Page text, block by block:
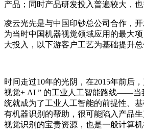
产品；同时产品研发投入普遍较大，
凌云光先是与中国印钞总公司合作，
为当时中国机器视觉领域应用的最大
大投入，以下游客户工艺为基础提升
时间走过10年的光阴，在2015年前后
视觉+ AI ” 的工业人工智能路线——当
统就成为了工业人工智能的前提性、
有机器识别的帮助，很可能陷入产品
视觉识别的宝贵资源，也是一般计算